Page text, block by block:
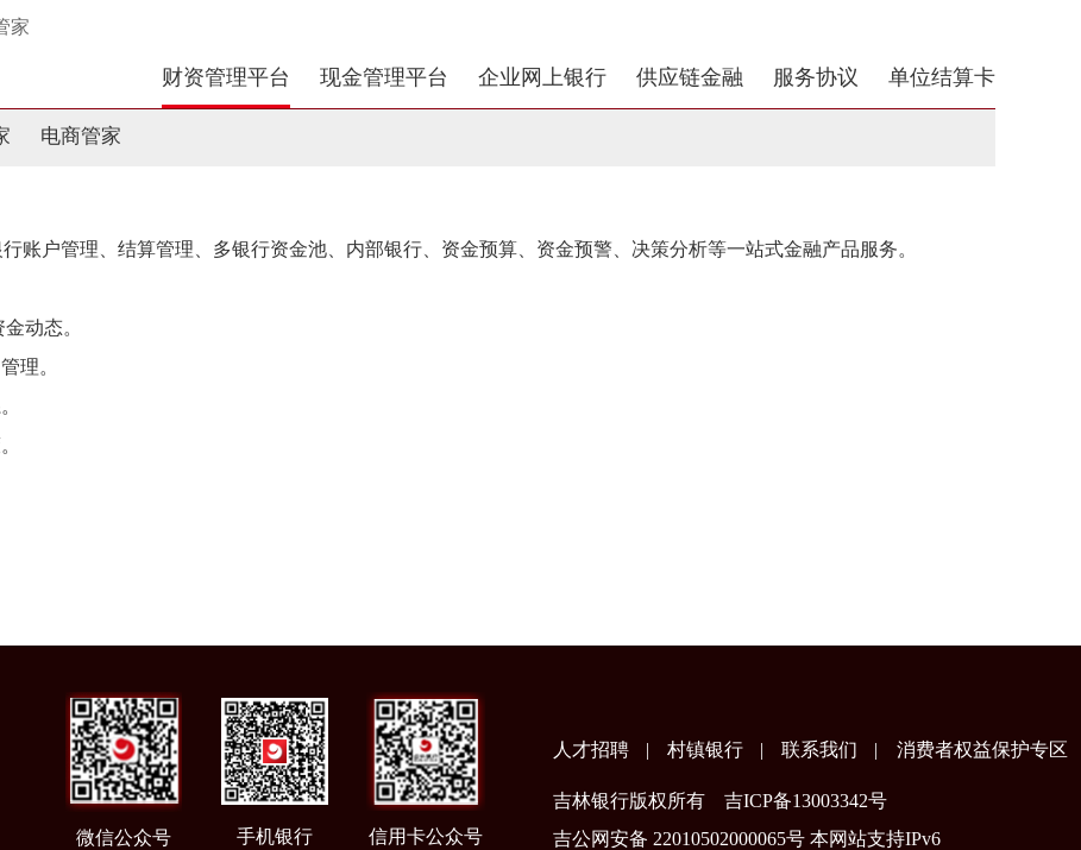
家
财资管理平台 现金管理平台 企业网上银行 供应链金融 服务协议 单位结算卡
电商管家
户管理、结算管理、多银行资金池、内部银行、资金预算、资金预警、决策分析等一站式金融产品服务。
动态。
理。
微信公众号 手机银行 信用卡公众号
人才招聘 | 村镇银行 | 联系我们 | 消费者权益保护专区
吉林银行版权所有吉ICP备13003342号
吉公网安备 22010502000065号 本网站支持IPv6